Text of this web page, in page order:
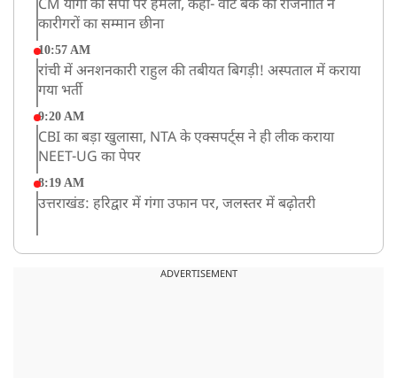
CM योगी का सपा पर हमला, कहा- वोट बैंक की राजनीति ने
कारीगरों का सम्मान छीना
10:57 AM
रांची में अनशनकारी राहुल की तबीयत बिगड़ी! अस्पताल में कराया
गया भर्ती
9:20 AM
CBI का बड़ा खुलासा, NTA के एक्सपर्ट्स ने ही लीक कराया
NEET-UG का पेपर
8:19 AM
उत्तराखंड: हरिद्वार में गंगा उफान पर, जलस्तर में बढ़ोतरी
UP: लखनऊ में चलती कार में लगी आग, युवक की जिंदा जलकर
ADVERTISEMENT